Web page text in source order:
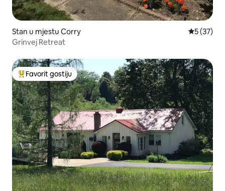
Stan u mjestu Corry prosječna
5 (37)
Grinvej Retreat
Glavni favorit gostiju
Favorit gostiju